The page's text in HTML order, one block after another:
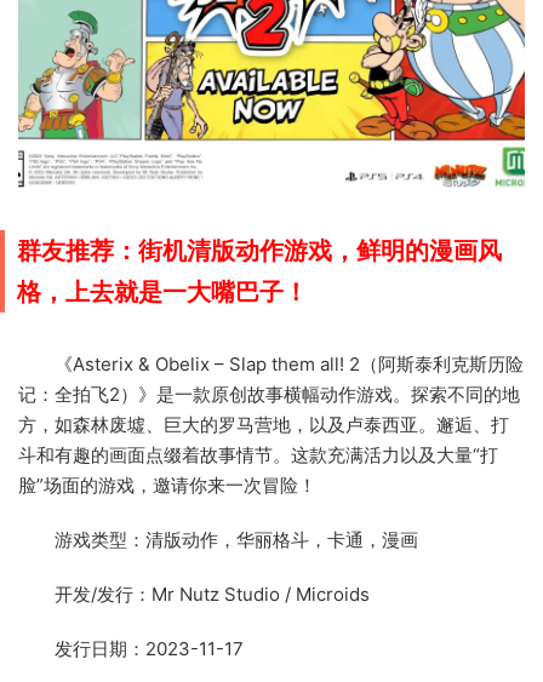
群友推荐：街机清版动作游戏，鲜明的漫画风
格，上去就是一大嘴巴子！
《Asterix & Obelix – Slap them all! 2（阿斯泰利克斯历险
记：全拍飞2）》是一款原创故事横幅动作游戏。探索不同的地
方，如森林废墟、巨大的罗马营地，以及卢泰西亚。邂逅、打
斗和有趣的画面点缀着故事情节。这款充满活力以及大量“打
脸”场面的游戏，邀请你来一次冒险！
游戏类型：清版动作，华丽格斗，卡通，漫画
开发/发行：Mr Nutz Studio / Microids
发行日期：2023-11-17